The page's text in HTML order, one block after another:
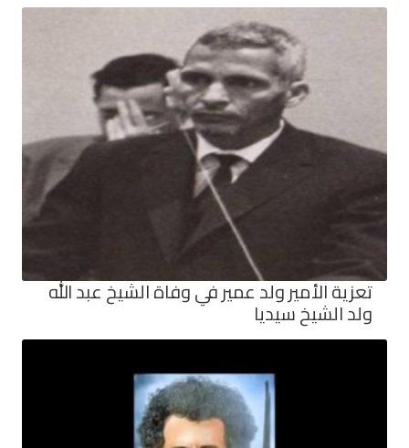
تعزية الأمير ولد عمير في وفاة الشيخ عبد الله
ولد الشيخ سيديا